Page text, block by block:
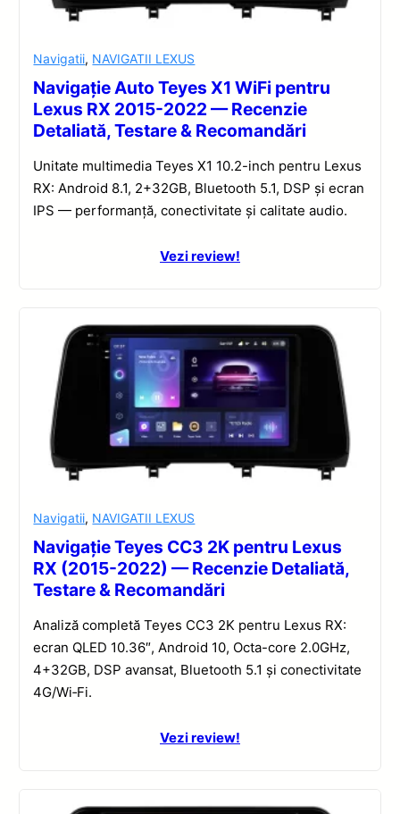
Navigatii, NAVIGATII LEXUS
Navigație Auto Teyes X1 WiFi pentru
Lexus RX 2015-2022 — Recenzie
Detaliată, Testare & Recomandări
Unitate multimedia Teyes X1 10.2-inch pentru Lexus
RX: Android 8.1, 2+32GB, Bluetooth 5.1, DSP și ecran
IPS — performanță, conectivitate și calitate audio.
Vezi review!
Navigatii, NAVIGATII LEXUS
Navigație Teyes CC3 2K pentru Lexus
RX (2015-2022) — Recenzie Detaliată,
Testare & Recomandări
Analiză completă Teyes CC3 2K pentru Lexus RX:
ecran QLED 10.36″, Android 10, Octa-core 2.0GHz,
4+32GB, DSP avansat, Bluetooth 5.1 și conectivitate
4G/Wi‑Fi.
Vezi review!